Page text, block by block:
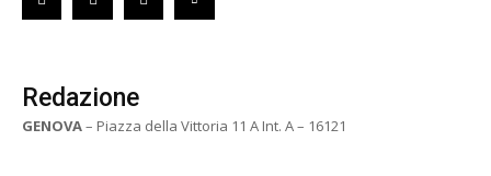
Redazione
GENOVA– Piazza della Vittoria 11 A Int. A – 16121